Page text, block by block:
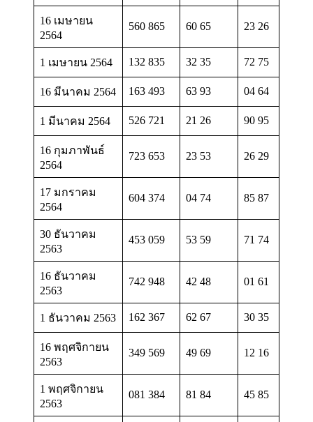
16 เมษายน
2564
560 865 60 65 23 26
1 เมษายน 2564 132 835 32 35 72 75
16 มีนาคม 2564 163 493 63 93 04 64
1 มีนาคม 2564 526 721 21 26 90 95
16 กุมภาพันธ์
2564
723 653 23 53 26 29
17 มกราคม
2564
604 374 04 74 85 87
30 ธันวาคม
2563
453 059 53 59 71 74
16 ธันวาคม
2563
742 948 42 48 01 61
1 ธันวาคม 2563 162 367 62 67 30 35
16 พฤศจิกายน
2563
349 569 49 69 12 16
1 พฤศจิกายน
2563
081 384 81 84 45 85